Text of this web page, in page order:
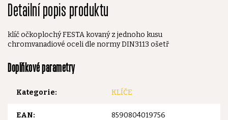
Detailní popis produktu
klíč očkoplochý FESTA kovaný z jednoho kusu
chromvanadiové oceli dle normy DIN3113 ošetř
Doplňkové parametry
Kategorie: KLÍČE
EAN: 8590804019756